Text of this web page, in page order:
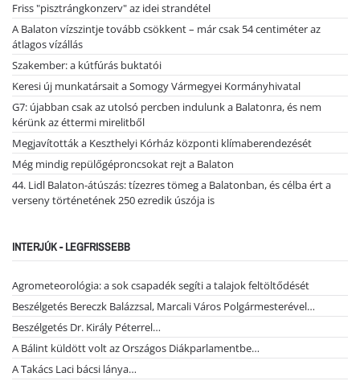
Friss "pisztrángkonzerv" az idei strandétel
A Balaton vízszintje tovább csökkent – már csak 54 centiméter az
átlagos vízállás
Szakember: a kútfúrás buktatói
Keresi új munkatársait a Somogy Vármegyei Kormányhivatal
G7: újabban csak az utolsó percben indulunk a Balatonra, és nem
kérünk az éttermi mirelitből
Megjavították a Keszthelyi Kórház központi klímaberendezését
Még mindig repülőgéproncsokat rejt a Balaton
44. Lidl Balaton-átúszás: tízezres tömeg a Balatonban, és célba ért a
verseny történetének 250 ezredik úszója is
INTERJÚK - LEGFRISSEBB
Agrometeorológia: a sok csapadék segíti a talajok feltöltődését
Beszélgetés Bereczk Balázzsal, Marcali Város Polgármesterével…
Beszélgetés Dr. Király Péterrel…
A Bálint küldött volt az Országos Diákparlamentbe…
A Takács Laci bácsi lánya…